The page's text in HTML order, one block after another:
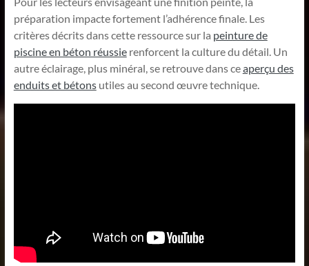
préparation impacte fortement l’adhérence finale. Les
critères décrits dans cette ressource sur la peinture de
piscine en béton réussierenforcent la culture du détail. Un
autre éclairage, plus minéral, se retrouve dans ceaperçu des
enduits et bétonsutiles au second œuvre technique.